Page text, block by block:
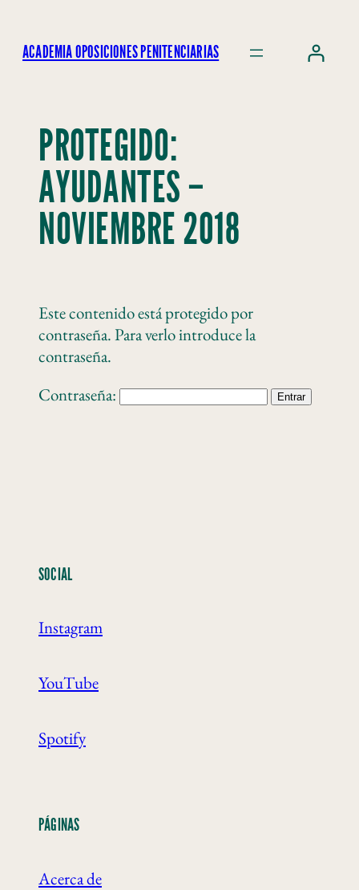
ACADEMIA OPOSICIONES PENITENCIARIAS
PROTEGIDO:
AYUDANTES –
NOVIEMBRE 2018
Este contenido está protegido por
contraseña. Para verlo introduce la
contraseña.
Contraseña:
SOCIAL
Instagram
YouTube
Spotify
PÁGINAS
Acerca de